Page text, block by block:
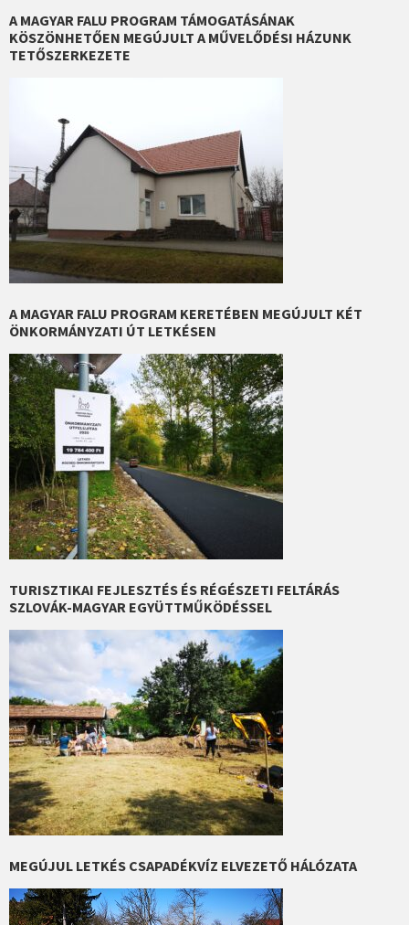
A MAGYAR FALU PROGRAM TÁMOGATÁSÁNAK
KÖSZÖNHETŐEN MEGÚJULT A MŰVELŐDÉSI HÁZUNK
TETŐSZERKEZETE
A MAGYAR FALU PROGRAM KERETÉBEN MEGÚJULT KÉT
ÖNKORMÁNYZATI ÚT LETKÉSEN
TURISZTIKAI FEJLESZTÉS ÉS RÉGÉSZETI FELTÁRÁS
SZLOVÁK-MAGYAR EGYÜTTMŰKÖDÉSSEL
MEGÚJUL LETKÉS CSAPADÉKVÍZ ELVEZETŐ HÁLÓZATA